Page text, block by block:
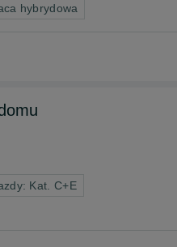
hybrydowa
domu
Kat. C+E